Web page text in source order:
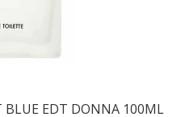
BLUE EDT DONNA 100ML